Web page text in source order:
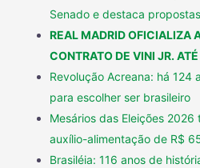
Senado e destaca
REAL MADRID OFICIALIZA
CONTRATO DE VINI JR.
Revolução Acreana: há 124
para escolher ser brasileiro
Mesários das Eleições
auxílio-alimentação de R$
Brasiléia: 116 anos de